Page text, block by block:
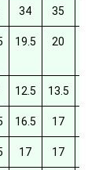
34 35
19.5 20
12.5 13.5
16.5 17
17 17